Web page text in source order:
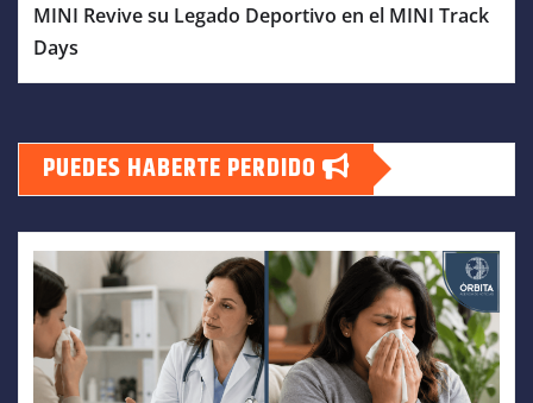
MINI Revive su Legado Deportivo en el MINI Track
Days
PUEDES HABERTE PERDIDO